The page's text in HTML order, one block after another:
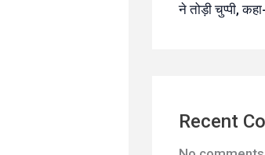
ने तोड़ी चुप्पी,
Recent